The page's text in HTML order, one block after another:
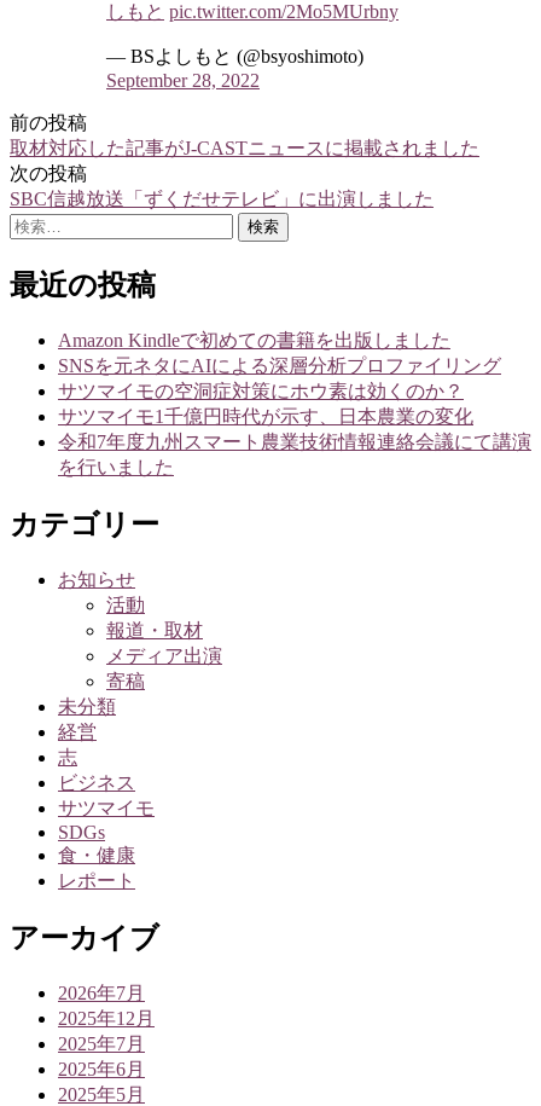
しもと pic.twitter.com/2Mo5MUrbny
— BSよしもと (@bsyoshimoto)
September 28, 2022
投
稿
ナ
ビ
ゲ
前の投稿
取材対応した記事がJ-CASTニュースに掲載されました
次の投稿
SBC信越放送「ずくだせテレビ」に出演しました
検
最近の投稿
Amazon Kindleで初めての書籍を出版しました
SNSを元ネタにAIによる深層分析プロファイリング
サツマイモの空洞症対策にホウ素は効くのか？
サツマイモ1千億円時代が示す、日本農業の変化
令和7年度九州スマート農業技術情報連絡会議にて講演
を行いました
カテゴリー
お知らせ
活動
報道・取材
メディア出演
寄稿
未分類
経営
志
ビジネス
サツマイモ
SDGs
食・健康
レポート
アーカイブ
2026年7月
2025年12月
2025年7月
2025年6月
2025年5月